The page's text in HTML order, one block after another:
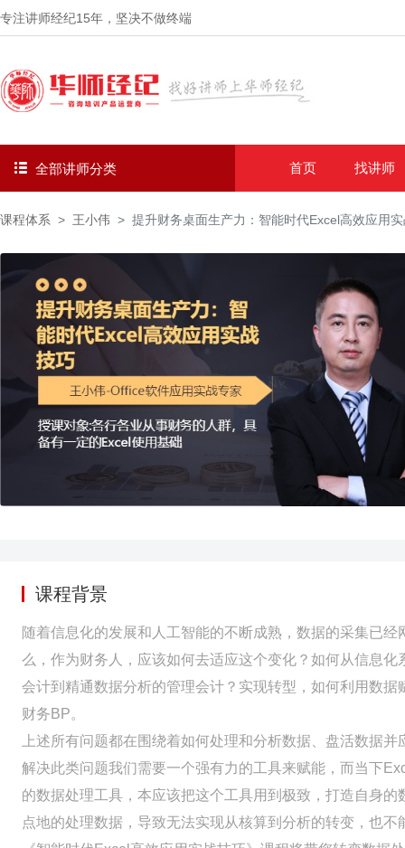
专注讲师经纪15年 ，坚决不做终端
全部讲师分类 首页 找讲师
课程体系 王小伟 提升财务桌面生产力：智能时代Excel高效应用
课程背景
随着信息化的发展和人工智能的不断成熟，数据的采集已
么，作为财务人，应该如何去适应这个变化？如何从信息
会计到精通数据分析的管理会计？实现转型，如何利用数
财务BP。
上述所有问题都在围绕着如何处理和分析数据、盘活数据
解决此类问题我们需要一个强有力的工具来赋能，而当下
的数据处理工具，本应该把这个工具用到极致，打造自身
点地的处理数据，导致无法实现从核算到分析的转变，也